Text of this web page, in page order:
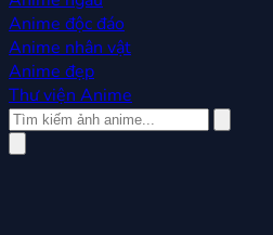
Anime độc đáo
Anime nhân vật
Anime đẹp
Thư viện Anime